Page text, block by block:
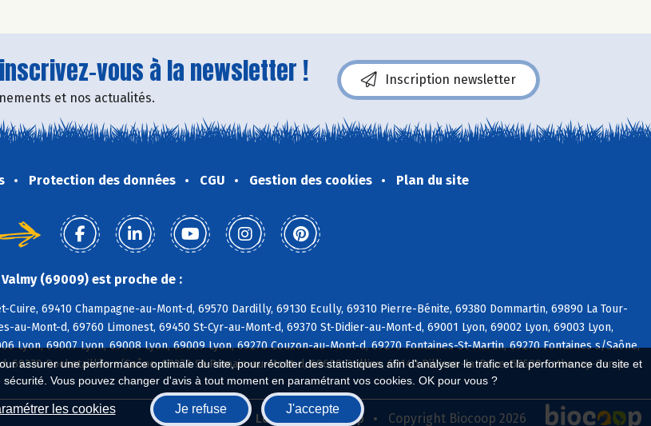
assurer une performance optimale du site, pour récolter des statistiques afin d'analyser le trafic et la performance du site et
Vous pouvez changer d'avis à tout moment en paramétrant vos cookies. OK pour vous ?
les cookies Je refuse J'accepte
vous à la newsletter !
et nos actualités.
Inscription newsletter
Protection des données CGU Gestion des cookies Plan du site
(69009) est proche de :
Cuire, 69410 Champagne-au-Mont-d, 69570 Dardilly, 69130 Ecully, 69310 Pierre-Bénite, 69380 Dommartin, 69890 La Tour-
au-Mont-d, 69760 Limonest, 69450 St-Cyr-au-Mont-d, 69370 St-Didier-au-Mont-d, 69001 Lyon, 69002 Lyon, 69003 Lyon,
Lyon, 69007 Lyon, 69008 Lyon, 69009 Lyon, 69270 Couzon-au-Mont-d, 69270 Fontaines-St-Martin, 69270 Fontaines s/Saône,
69270 Rochetaillée s/Saône, 69270 St-Romain-au-Mont-d, 69600 Oullins, 69140 Rillieux-la-Pape, 69580 Sathonay-Camp
Biocoop.fr Le réseau Biocoop Copyright Biocoop 2026